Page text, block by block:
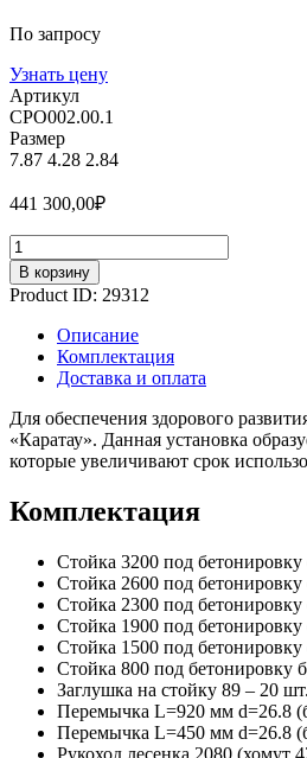
По запросу
Узнать цену
Артикул
СРО002.00.1
Размер
7.87 4.28 2.84
441 300,00₽
Количество
В корзину
Product ID: 29312
Описание
Комплектация
Доставка и оплата
Для обеспечения здорового
«Каратау». Данная установка
которые увеличивают срок
Комплектация
Стойка 3200 под
Стойка 2600 под
Стойка 2300 под
Стойка 1900 под
Стойка 1500 под
Стойка 800 под бетонировку
Заглушка на стойку 89 – 20 шт.
Перемычка L=920 мм d=26.8
Перемычка L=450 мм d=26.8
Рукоход лесенка 2080 (хомут